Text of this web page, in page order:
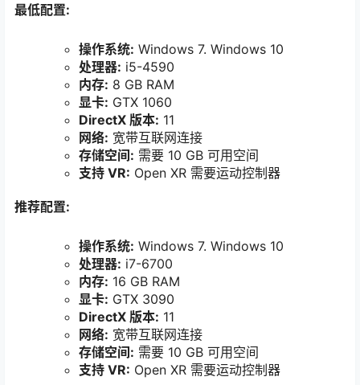
最低配置:
操作系统: Windows 7. Windows 10
处理器: i5-4590
内存: 8 GB RAM
显卡: GTX 1060
DirectX 版本: 11
网络: 宽带互联网连接
存储空间: 需要 10 GB 可用空间
支持 VR: Open XR 需要运动控制器
推荐配置:
操作系统: Windows 7. Windows 10
处理器: i7-6700
内存: 16 GB RAM
显卡: GTX 3090
DirectX 版本: 11
网络: 宽带互联网连接
存储空间: 需要 10 GB 可用空间
支持 VR: Open XR 需要运动控制器